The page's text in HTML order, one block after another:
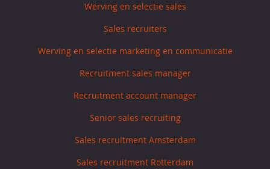
Werving en selectie sales
Sales recruiters
Werving en selectie marketing en communicatie
Recruitment sales manager
Recruitment account manager
Senior sales recruiting
Sales recruitment Amsterdam
Sales recruitment Rotterdam